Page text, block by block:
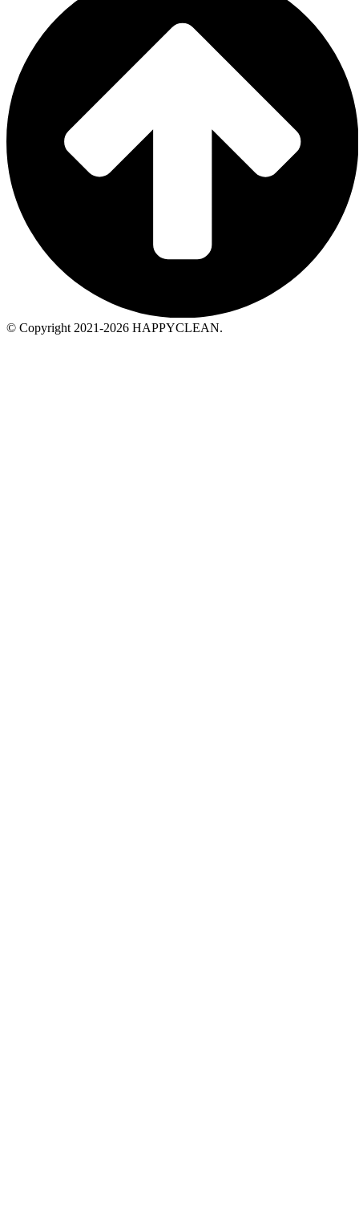
© Copyright 2021-2026 HAPPYCLEAN.